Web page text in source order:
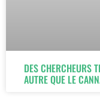
DES CHERCHEURS
AUTRE QUE LE